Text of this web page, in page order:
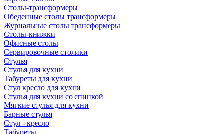
Столы-трансформеры
Обеденные столы трансформеры
Журнальные столы трансформеры
Столы-книжки
Офисные столы
Сервировочные столики
Стулья
Стулья для кухни
Табуреты для кухни
Стул кресло для кухни
Стулья для кухни со спинкой
Мягкие стулья для кухни
Барные стулья
Стул - кресло
Табуреты